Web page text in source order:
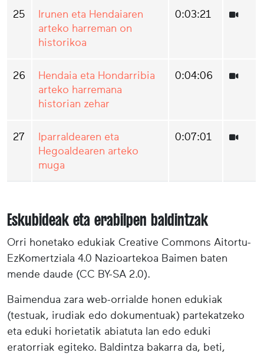
25
Irunen eta Hendaiaren
arteko harreman on
historikoa
0:03:21
26
Hendaia eta Hondarribia
arteko harremana
historian zehar
0:04:06
27
Iparraldearen eta
Hegoaldearen arteko
muga
0:07:01
Eskubideak eta erabilpen baldintzak
Orri honetako edukiak Creative Commons Aitortu-
EzKomertziala 4.0 Nazioartekoa Baimen baten
mende daude (CC BY-SA 2.0).
Baimendua zara web-orrialde honen edukiak
(testuak, irudiak edo dokumentuak) partekatzeko
eta eduki horietatik abiatuta lan edo eduki
eratorriak egiteko. Baldintza bakarra da, beti,